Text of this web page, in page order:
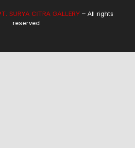
SURYA CITRA GALLERY– All rights
reserved